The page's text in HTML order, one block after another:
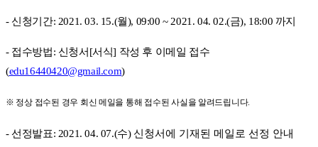
- 신청기간: 2021. 03. 15.(월), 09:00 ~ 2021. 04. 02.(금), 18:00 까지
- 접수방법: 신청서[서식] 작성 후 이메일 접수
(edu16440420@gmail.com)
※ 정상 접수된 경우 회신 메일을 통해 접수된 사실을 알려드립니다.
-선정발표: 2021. 04. 07.(수) 신청서에 기재된 메일로 선정 안내